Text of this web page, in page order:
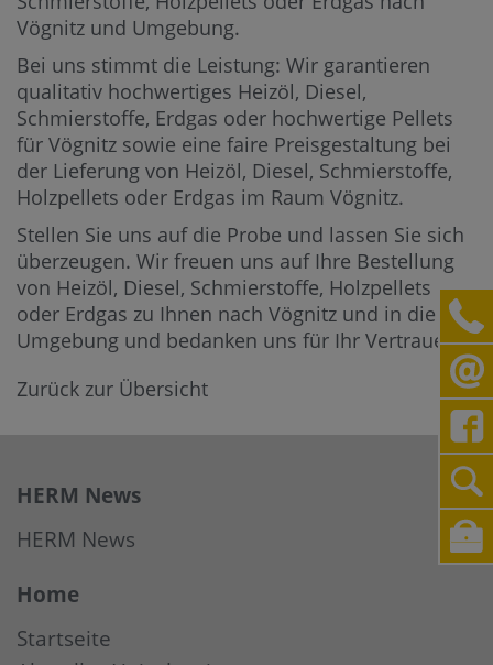
Vögnitz und Umgebung.
Bei uns stimmt die Leistung: Wir garantieren
qualitativ hochwertiges Heizöl, Diesel,
Schmierstoffe, Erdgas oder hochwertige Pellets
für Vögnitz sowie eine faire Preisgestaltung bei
der Lieferung von Heizöl, Diesel, Schmierstoffe,
Holzpellets oder Erdgas im Raum Vögnitz.
Stellen Sie uns auf die Probe und lassen Sie sich
überzeugen. Wir freuen uns auf Ihre Bestellung
von Heizöl, Diesel, Schmierstoffe, Holzpellets
oder Erdgas zu Ihnen nach Vögnitz und in die
Umgebung und bedanken uns für Ihr Vertrauen.
Zurück zur Übersicht
HERM News
HERM News
Home
Startseite